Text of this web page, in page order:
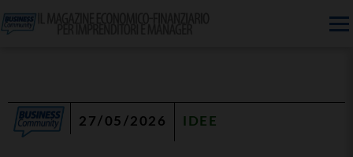
27/05/2026 IDEE